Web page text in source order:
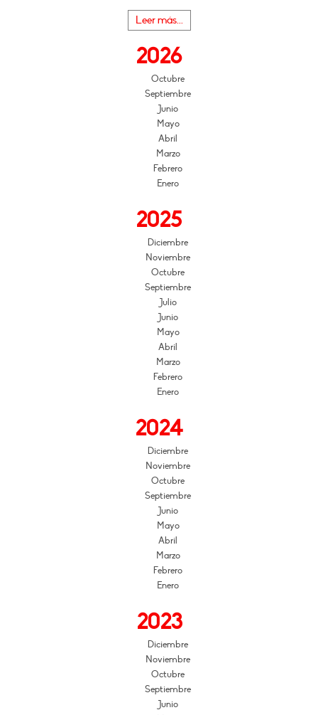
Leer más...
2026
Octubre
Septiembre
Junio
Mayo
Abril
Marzo
Febrero
Enero
2025
Diciembre
Noviembre
Octubre
Septiembre
Julio
Junio
Mayo
Abril
Marzo
Febrero
Enero
2024
Diciembre
Noviembre
Octubre
Septiembre
Junio
Mayo
Abril
Marzo
Febrero
Enero
2023
Diciembre
Noviembre
Octubre
Septiembre
Junio